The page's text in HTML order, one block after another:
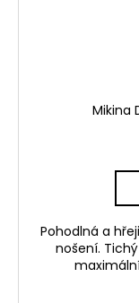
Mikina
Pohodlná a
nošení.